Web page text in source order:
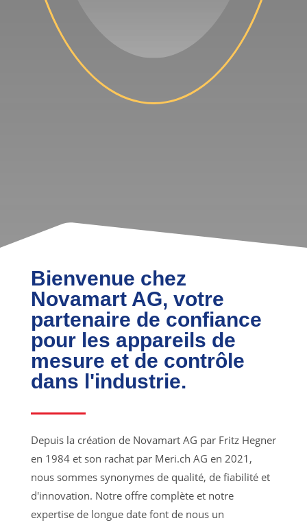
Bienvenue chez
Novamart AG, votre
partenaire de confiance
pour les appareils de
mesure et de contrôle
dans l'industrie.
Depuis la création de Novamart AG par Fritz Hegner
en 1984 et son rachat par Meri.ch AG en 2021,
nous sommes synonymes de qualité, de fiabilité et
d'innovation. Notre offre complète et notre
expertise de longue date font de nous un